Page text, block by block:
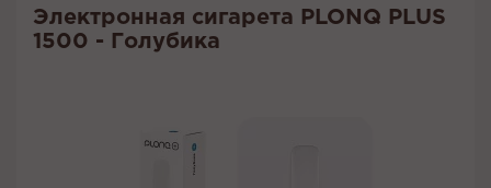
Электронная сигарета PLONQ PLUS
1500 - Голубика